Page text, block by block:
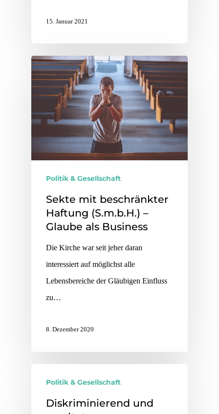
15. Januar 2021
Politik & Gesellschaft
Sekte mit beschränkter
Haftung (S.m.b.H.) –
Glaube als Business
Die Kirche war seit jeher daran
interessiert auf möglichst alle
Lebensbereiche der Gläubigen Einfluss
zu…
8. Dezember 2020
Politik & Gesellschaft
Diskriminierend und